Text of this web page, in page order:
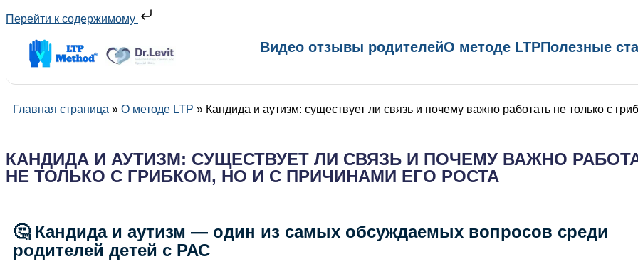
Перейти к содержимому
Видео отзывы родителейО методе LTPПолезные
Главная страница » О методе LTP » Кандида и аутизм: существует ли связь и почему важно работать не только с
КАНДИДА И АУТИЗМ: СУЩЕСТВУЕТ ЛИ СВЯЗЬ И ПОЧЕМУ ВАЖНО
НЕ ТОЛЬКО С ГРИБКОМ, НО И С ПРИЧИНАМИ ЕГО РОСТА
🤔 Кандида и аутизм — один из самых обсуждаемых вопросов среди
родителей детей с РАС